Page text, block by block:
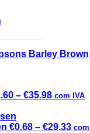
– €35.98 com IVA
€0.68 – €29.33